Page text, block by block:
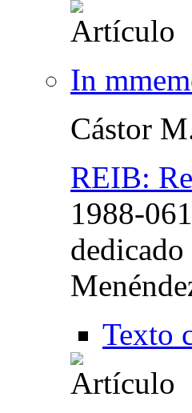
In
Cástor
REIB:
1988-
Texto